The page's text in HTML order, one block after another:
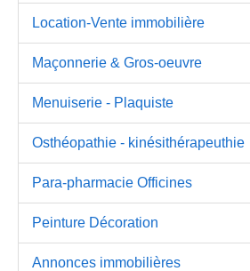
Location-Vente immobilière
Maçonnerie & Gros-oeuvre
Menuiserie - Plaquiste
Osthéopathie - kinésithérapeuthie
Para-pharmacie Officines
Peinture Décoration
Annonces immobilières